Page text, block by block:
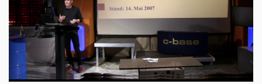
deu 576p (mp4)